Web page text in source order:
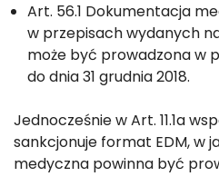
Art. 56.1 Dokumentacja
w przepisach wydanych
może być prowadzona w
do dnia 31 grudnia 2018.
Jednocześnie w Art. 11.1a
sankcjonuje format EDM, w
medyczna powinna być